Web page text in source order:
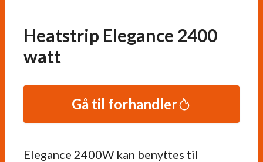
Heatstrip Elegance 2400
watt
Elegance 2400W kan benyttes til
Gå til forhandler